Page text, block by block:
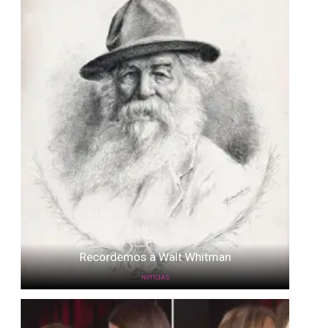
Recordemos a Walt Whitman
NOTICIAS